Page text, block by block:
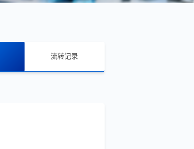
流转记录